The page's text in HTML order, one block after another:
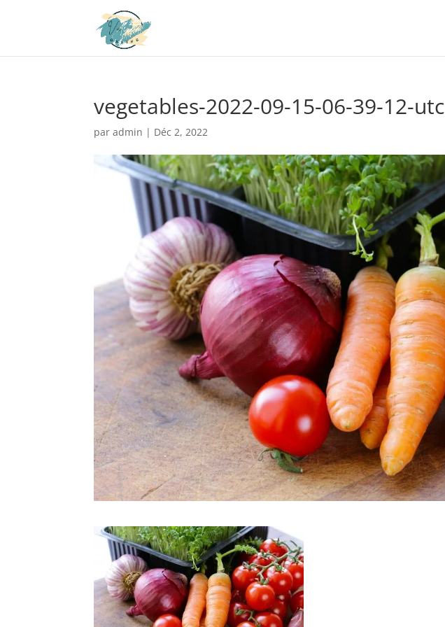
vegetables-2022-09-15-06-39-12-utc
paradmin | Déc 2, 2022